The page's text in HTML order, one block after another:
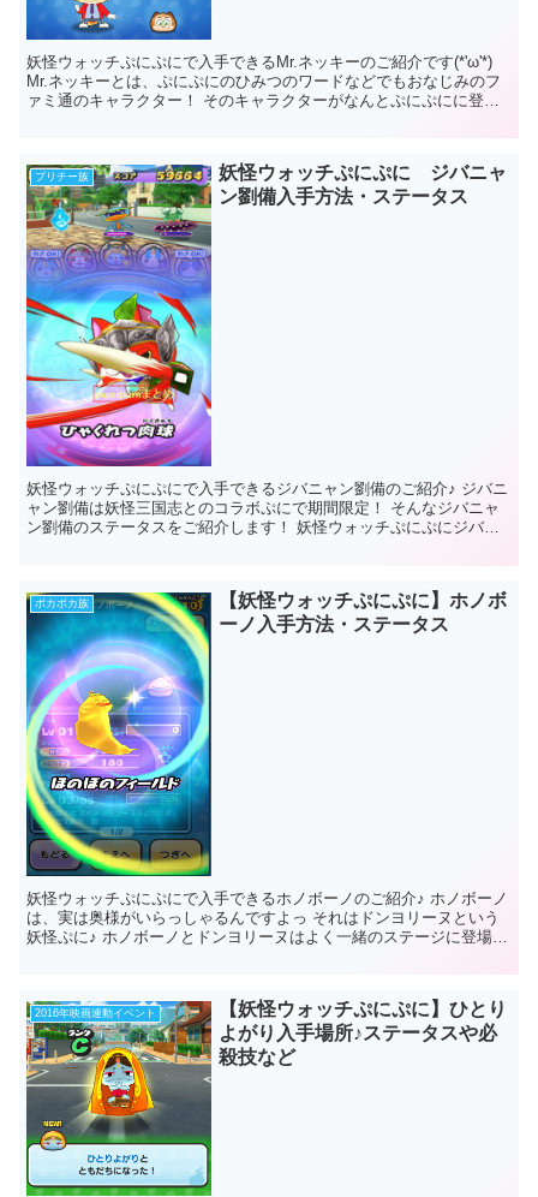
妖怪ウォッチぷにぷにで入手できるMr.ネッキーのご紹介です(*'ω'*)
Mr.ネッキーとは、ぷにぷにのひみつのワードなどでもおなじみのフ
ァミ通のキャラクター！ そのキャラクターがなんとぷにぷにに登場
プリチー族
妖怪ウォッチぷにぷに ジバニャ
ン劉備入手方法・ステータス
妖怪ウォッチぷにぷにで入手できるジバニャン劉備のご紹介♪ ジバニ
ャン劉備は妖怪三国志とのコラボぷにで期間限定！ そんなジバニャ
ン劉備のステータスをご紹介します！ 妖怪ウォッチぷにぷにジバニ
ポカポカ族
【妖怪ウォッチぷにぷに】ホノボ
ーノ入手方法・ステータス
妖怪ウォッチぷにぷにで入手できるホノボーノのご紹介♪ ホノボーノ
は、実は奥様がいらっしゃるんですよっ それはドンヨリーヌという
妖怪ぷに♪ ホノボーノとドンヨリーヌはよく一緒のステージに登場す
2016年映画連動イベント
【妖怪ウォッチぷにぷに】ひとり
よがり入手場所♪ステータスや必
殺技など